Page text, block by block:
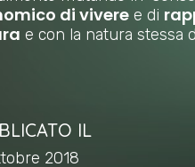
di vivere e di
e con la natura stessa
IL
2018